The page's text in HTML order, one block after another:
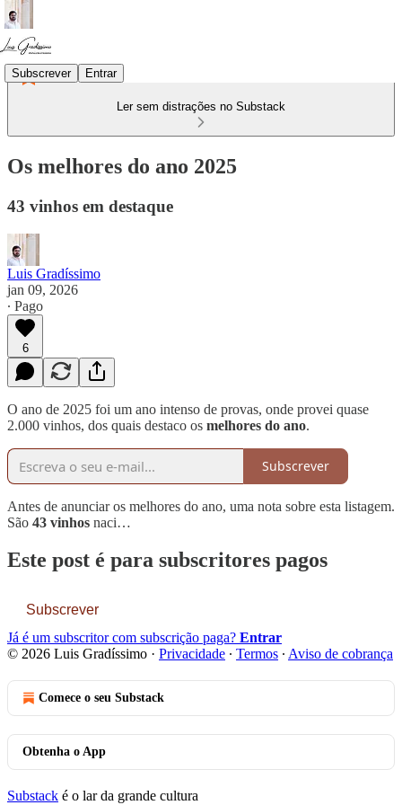
Subscrever Entrar
Ler sem distrações no Substack
Os melhores do ano 2025
43 vinhos em destaque
Luis Gradíssimo
jan 09, 2026
∙ Pago
6
O ano de 2025 foi um ano intenso de provas, onde provei quase
2.000 vinhos, dos quais destaco os melhores do ano.
Subscrever
Antes de anunciar os melhores do ano, uma nota sobre esta listagem.
São 43 vinhos naci…
Este post é para subscritores pagos
Subscrever
Já é um subscritor com subscrição paga? Entrar
© 2026 Luis Gradíssimo · Privacidade ∙ Termos ∙ Aviso de cobrança
Comece o seu Substack
Obtenha o App
Substack é o lar da grande cultura